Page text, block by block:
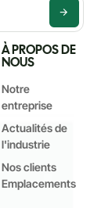
À PROPOS DE
NOUS
Notre
entreprise
Actualités de
l'industrie
Nos clients
Emplacements